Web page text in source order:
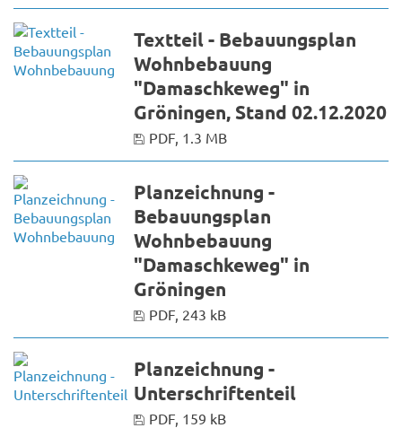
Textteil - Bebauungsplan
Wohnbebauung
"Damaschkeweg" in
Gröningen, Stand 02.12.2020
PDF, 1.3 MB
Planzeichnung -
Bebauungsplan
Wohnbebauung
"Damaschkeweg" in
Gröningen
PDF, 243 kB
Planzeichnung -
Unterschriftenteil
PDF, 159 kB